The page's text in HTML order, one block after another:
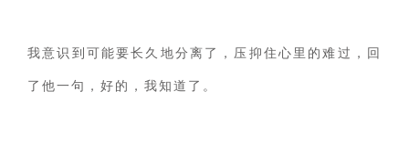
我意识到可能要长久地分离了，压抑住心里的难过，回
了他一句，好的，我知道了。